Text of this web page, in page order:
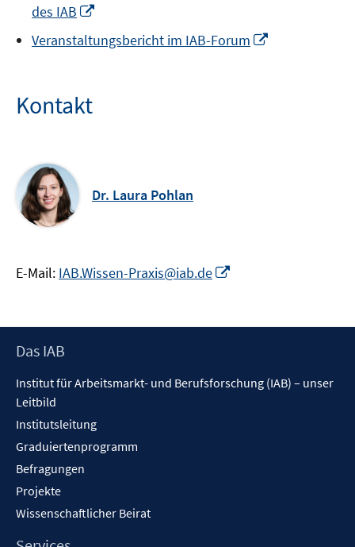
des IAB
Fenster
Veranstaltungsbericht im IAB-Forum
Kontakt
Dr. Laura Pohlan
E-Mail: IAB.Wissen-Praxis@iab.de
öffnen
Footer
Das IAB
Institut für Arbeitsmarkt- und Berufsforschung (IAB) – unser
Leitbild
Institutsleitung
Graduiertenprogramm
Befragungen
Projekte
Wissenschaftlicher Beirat